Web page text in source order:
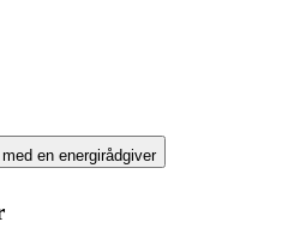
en energirådgiver